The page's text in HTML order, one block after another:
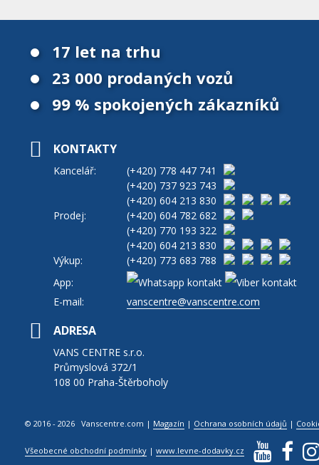
17 let na trhu
23 000 prodaných vozů
99 % spokojených zákazníků
KONTAKTY
Kancelář: (+420) 778 447 741
(+420) 737 923 743
(+420) 604 213 830
Prodej:
(+420) 604 782 682
(+420) 770 193 322
(+420) 604 213 830
Výkup:
(+420) 773 683 788
App:
E-mail:
vanscentre@vanscentre.com
ADRESA
VANS CENTRE s.r.o.
Průmyslová 372/1
108 00 Praha-Štěrboholy
© 2016 - 2026 Vanscentre.com | Magazín | Ochrana osobních údajů |
Všeobecné obchodní podmínky |www.levne-dodavky.cz